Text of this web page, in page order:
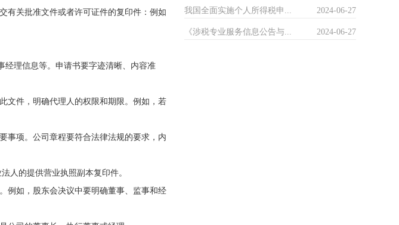
有关批准文件或者许可证件的复印件：例如
经理信息等。申请书要字迹清晰、内容准
文件，明确代理人的权限和期限。例如，若
事项。公司章程要符合法律法规的要求，内
人的提供营业执照副本复印件。
例如，股东会决议中要明确董事、监事和经
我国全面实施个人所得税申... 2024-06-27
《涉税专业服务信息公告与... 2024-06-27